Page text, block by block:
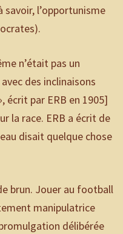
l’opportunisme
n’était pas un
des inclinaisons
écrit par ERB en 1905]
la race. ERB a écrit de
disait quelque chose
brun. Jouer au football
manipulatrice
délibérée